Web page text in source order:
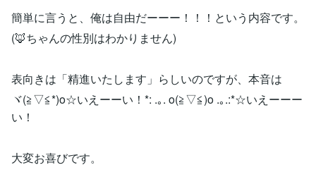
簡単に言うと、俺は自由だーーー！！！という内容です。
(🦊ちゃんの性別はわかりません)
表向きは「精進いたします」らしいのですが、本音は
ヾ(≧▽≦*)o☆いえーーい！*: .｡. o(≧▽≦)o .｡.:*☆いえーーー
い！
大変お喜びです。